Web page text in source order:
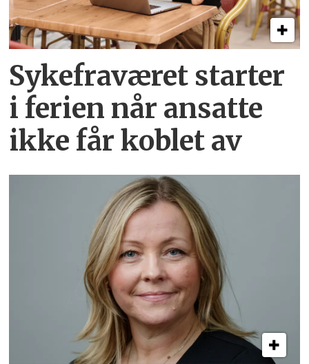
Sykefraværet starter
i ferien når ansatte
ikke får koblet av